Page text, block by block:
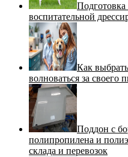
воспитательной
Как
волноваться за своего
Поддон с
полипропилена и
склада и перевозок